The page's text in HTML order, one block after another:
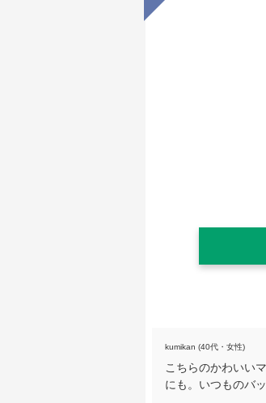
kumikan (40代・女性)
こちらのかわいい
にも。いつものバ